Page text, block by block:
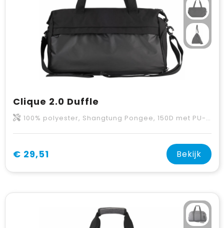
Clique 2.0 Duffle
100% polyester, Shangtung Pongee, 150D met PU-coating.
€ 29,51 Bekijk